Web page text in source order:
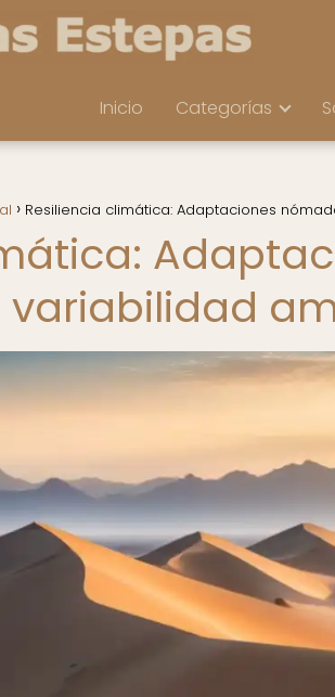
Inicio Categorías
Resiliencia climática: Adaptaciones